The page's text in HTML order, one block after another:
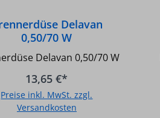
Delavan
0,50/70 W
Delavan 0,50/70 W
13,65 €*
Preise inkl. MwSt. zzgl.
Versandkosten